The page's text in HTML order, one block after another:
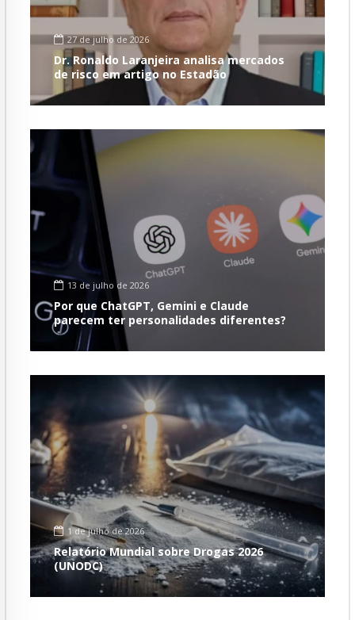
27 de julho de 2026
Dr. Ronaldo Laranjeira analisa mercados
de risco em artigo no Estadão
13 de julho de 2026
Por que ChatGPT, Gemini e Claude
parecem ter personalidades diferentes?
1 de julho de 2026
Relatório Mundial sobre Drogas 2026
(UNODC)